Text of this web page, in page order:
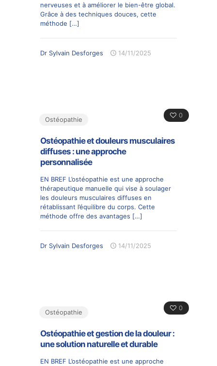
nerveuses et à améliorer le bien-être global.
Grâce à des techniques douces, cette
méthode […]
Dr Sylvain Desforges 14/11/2025
0
Ostéopathie
Ostéopathie et douleurs musculaires
diffuses : une approche
personnalisée
EN BREF L’ostéopathie est une approche
thérapeutique manuelle qui vise à soulager
les douleurs musculaires diffuses en
rétablissant l’équilibre du corps. Cette
méthode offre des avantages […]
Dr Sylvain Desforges 14/11/2025
0
Ostéopathie
Ostéopathie et gestion de la douleur :
une solution naturelle et durable
EN BREF L’ostéopathie est une approche